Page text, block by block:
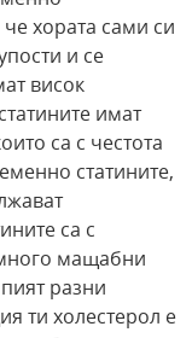
хората сами си
и се
висок
имат
са с честота
статините,
са с
мащабни
разни
ти холестерол е